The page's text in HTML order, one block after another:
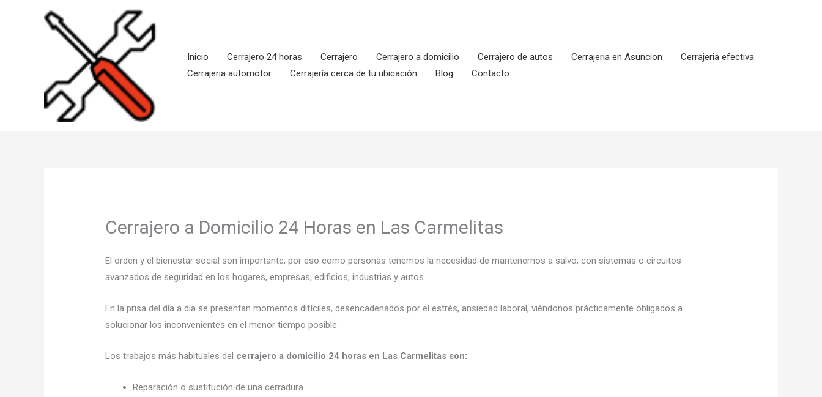
Inicio
Cerrajero 24 horas Cerrajero Cerrajero a domicilio Cerrajero de autos Cerrajeria en Asuncion
Cerrajeria efectiva
Cerrajeria automotor
Cerrajería cerca de tu ubicación Blog Contacto
Cerrajero a Domicilio 24 Horas en Las Carmelitas
El orden y el bienestar social son importante, por eso como personas tenemos la necesidad de mantenernos a salvo, con sistemas o circuitos
avanzados de seguridad en los hogares, empresas, edificios, industrias y autos.
En la prisa del día a día se presentan momentos difíciles, desencadenados por el estrés, ansiedad laboral, viéndonos prácticamente obligados a
solucionar los inconvenientes en el menor tiempo posible.
Los trabajos más habituales del cerrajero a domicilio 24 horas en Las Carmelitas son:
Reparación o sustitución de una cerradura